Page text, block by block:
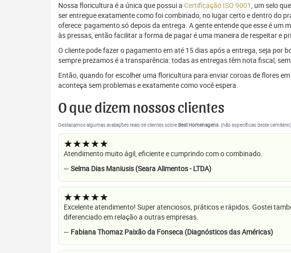
Nossa floricultura é a única que possui a Certificação ISO 9001, um selo
ser entregue exatamente como foi combinado, no lugar certo e dentro do
oferece: pagamento só depois da entrega. A gente entende que esse é
às pressas, então facilitar a forma de pagar é uma maneira de respeitar e
O cliente pode fazer o pagamento em até 15 dias após a entrega, seja por
sempre prezamos é a transparência: todas as entregas têm nota fiscal,
Então, quando for escolher uma floricultura para enviar coroas de flores
aconteça sem problemas e exatamente como você espera.
O que dizem nossos clientes
Destacamos algumas avaliações reais de clientes sobreBest Homenagens. (não específicas deste
★★★★★
Atendimento muito ágil, eficiente e cumprindo com o combinado.
— Selma Dias Maniusis (Seara Alimentos - LTDA)
★★★★★
Excelente atendimento! Super atenciosos, práticos e rápidos. Gostei
diferenciado em relação a outras empresas.
— Fabiana Thomaz Paixão da Fonseca (Diagnósticos das Américas)